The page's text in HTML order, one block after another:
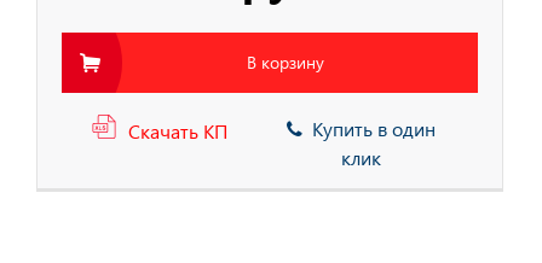
В корзину
Скачать КП
Купить в один
клик